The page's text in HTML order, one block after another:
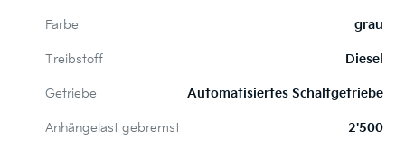
Farbe grau
Treibstoff Diesel
Getriebe Automatisiertes Schaltgetriebe
Anhängelast gebremst 2'500